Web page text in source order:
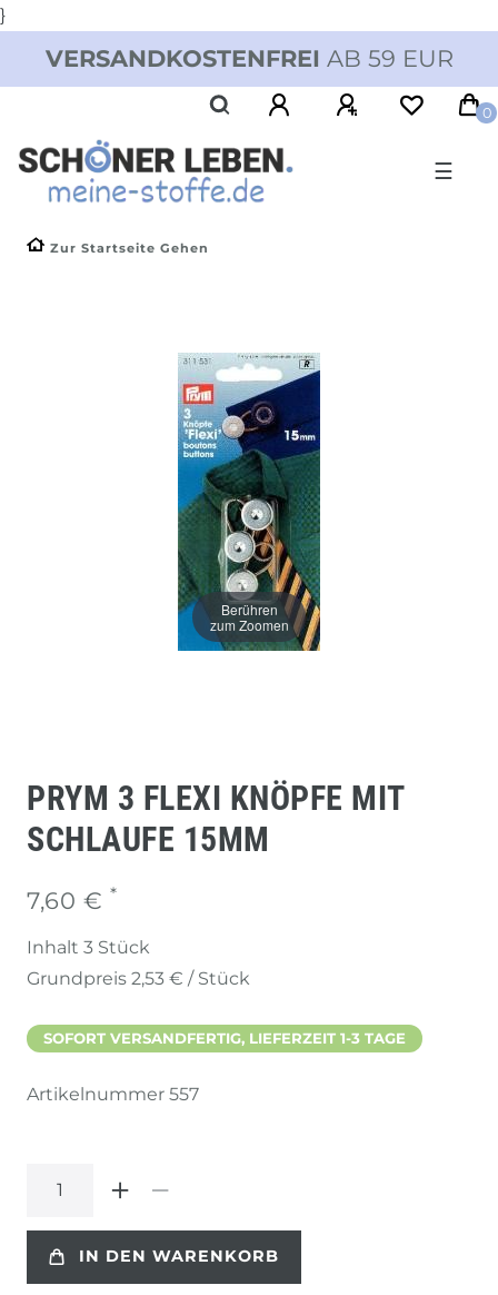
}
VERSANDKOSTENFREI AB 59 EUR
0
☰
Zur Startseite Gehen
Berühren
zum Zoomen
PRYM 3 FLEXI KNÖPFE MIT
SCHLAUFE 15MM
7,60 € *
Inhalt 3 Stück
Grundpreis 2,53 € / Stück
SOFORT VERSANDFERTIG, LIEFERZEIT 1-3 TAGE
Artikelnummer 557
IN DEN WARENKORB